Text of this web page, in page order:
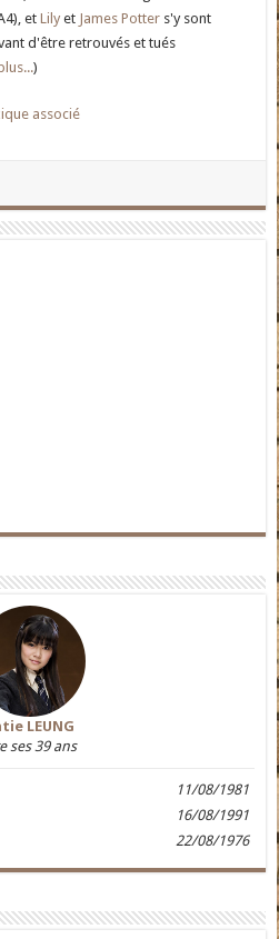
etLily et James Potter s'y sont
d'être retrouvés et tués
)
associé
LEUNG
ses 39 ans
11/08/1981
16/08/1991
22/08/1976